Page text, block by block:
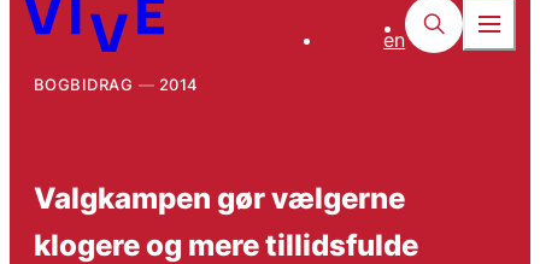
en
BOGBIDRAG 2014
Valgkampen gør vælgerne
klogere og mere tillidsfulde